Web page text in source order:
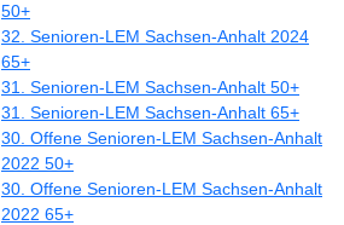
50+
32. Senioren-LEM Sachsen-Anhalt 2024
65+
31. Senioren-LEM Sachsen-Anhalt 50+
31. Senioren-LEM Sachsen-Anhalt 65+
30. Offene Senioren-LEM Sachsen-Anhalt
2022 50+
30. Offene Senioren-LEM Sachsen-Anhalt
2022 65+